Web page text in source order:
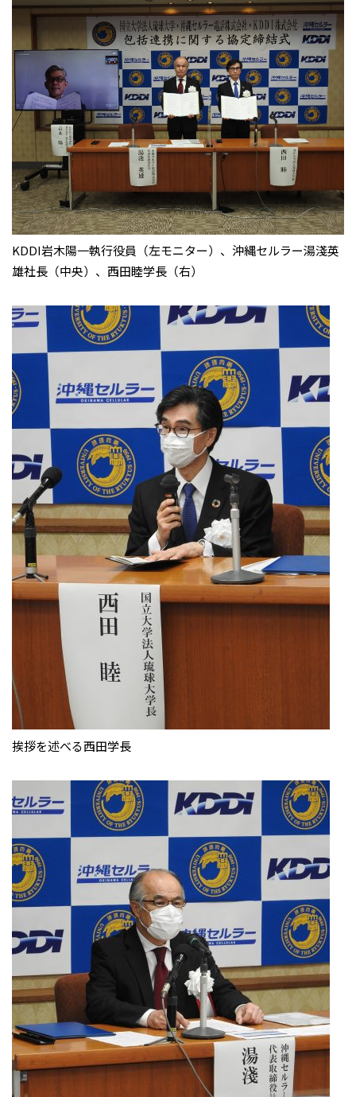
KDDI岩木陽一執行役員（左モニター）、沖縄セルラー湯淺英
雄社長（中央）、西田睦学長（右）
挨拶を述べる西田学長